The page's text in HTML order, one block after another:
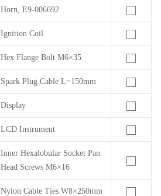
Horn, E9-006692
Ignition Coil
Hex Flange Bolt M6×35
Spark Plug Cable L=150mm
Display
LCD Instrument
Inner Hexalobular Socket Pan
Head Screws M6×16
Nylon Cable Ties W8×250mm